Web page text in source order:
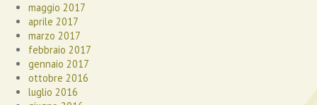
maggio 2017
aprile 2017
marzo 2017
febbraio 2017
gennaio 2017
ottobre 2016
luglio 2016